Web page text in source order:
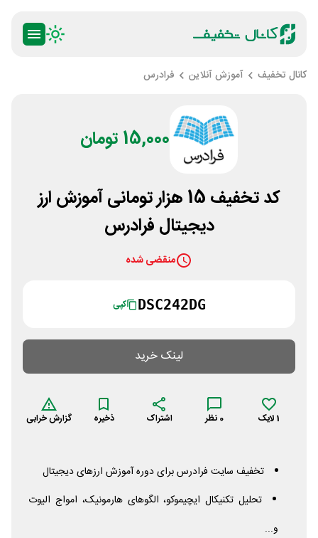
کانال تخفیف آموزش آنلاین فرادرس
15,000 تومان
کد تخفیف 15 هزار تومانی آموزش ارز
دیجیتال فرادرس
منقضی شده
DSC242DG کپی
لینک خرید
1لایک 0 نظر اشتراک ذخیره گزارش خرابی
تخفیف سایت فرادرس برای دوره آموزش ارزهای دیجیتال
تحلیل تکنیکال ایچیموکو، الگوهای هارمونیک، امواج الیوت
و...